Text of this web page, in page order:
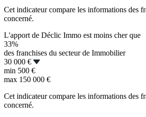
Cet indicateur compare les informations des
concerné.
L'apport de Déclic Immo est moins cher que
33%
des franchises du secteur de Immobilier
30 000 €
min 500 €
max 150 000 €
Cet indicateur compare les informations des
concerné.